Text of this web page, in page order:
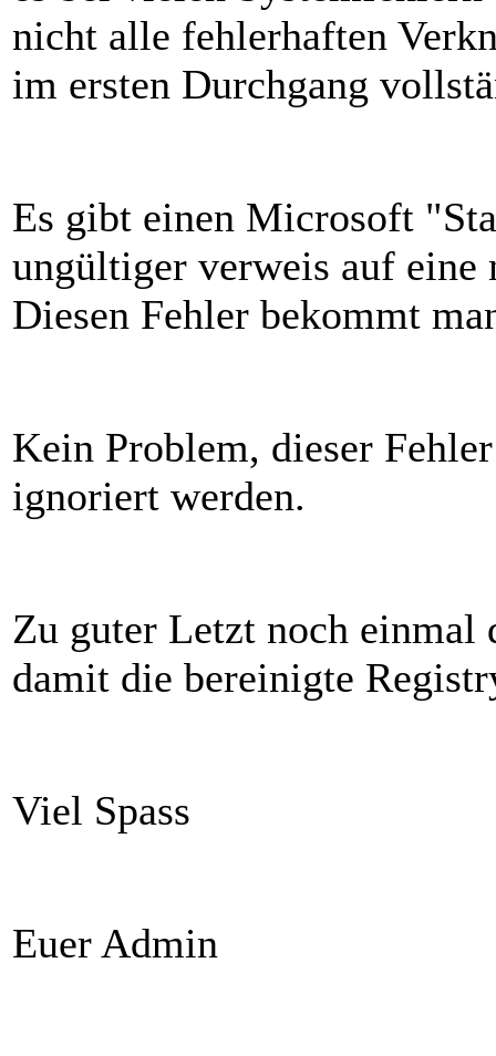
nicht alle fehlerhaften
im ersten Durchgang
Es gibt einen Microsoft
ungültiger verweis auf eine
Diesen Fehler bekommt
Kein Problem, dieser
ignoriert werden.
Zu guter Letzt noch einmal
damit die bereinigte
Viel Spass
Euer Admin